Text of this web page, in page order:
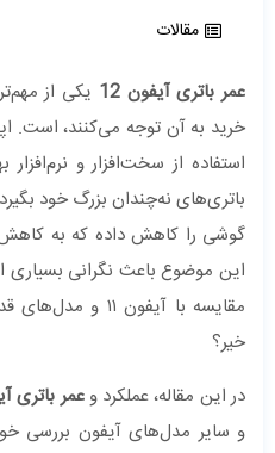
مقالات
عمر باتری آیفون 12
یکی از
خرید به آن توجه می‌کنند، است.
استفاده از سخت‌افزار و نرم‌افزار
گوشی را کاهش داده که به
مقایسه با آیفون
خیر؟
در این مقاله، عملکرد وعمر باتری
و سایر مدل‌های آیفون بررسی